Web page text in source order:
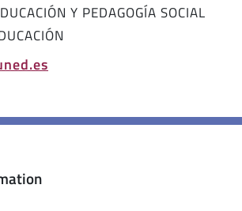
Y PEDAGOGÍA SOCIAL